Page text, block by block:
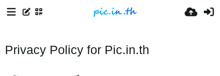
Privacy Policy for Pic.in.th